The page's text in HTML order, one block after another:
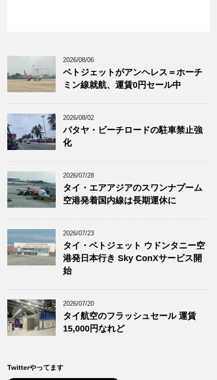
2026/08/06
ベトジェットがアンヘレス＝ホーチ
ミン線就航、運賃0円セール中
2026/08/02
パタヤ・ビーチロードの駐車禁止強
化
2026/07/28
タイ・エアアジアのスワンナプーム
空港発着国内線は長期運休に
2026/07/23
タイ・ベトジェット ウドンタニー空
港発日本行き Sky ConXサービス開
始
2026/07/20
タイ航空のフラッシュセール 運賃
15,000円なれど
Twitterやってます